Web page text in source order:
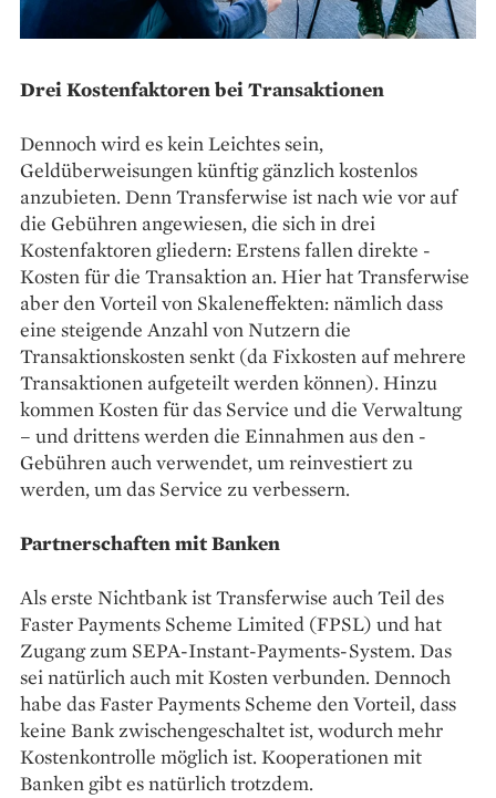
Drei Kostenfaktoren bei Transaktionen
Dennoch wird es kein ­Leichtes sein,
Geldüberweisungen ­künftig gänzlich kostenlos
anzubieten. Denn Transferwise ist nach wie vor auf
die Gebühren ­angewiesen, die sich in drei
Kostenfaktoren gliedern: Erstens fallen direkte ­
Kosten für die Transaktion an. Hier hat ­Transferwise
aber den Vorteil von Skalen­effekten: nämlich dass
eine steigende Anzahl von Nutzern die
Transaktionskosten senkt (da Fixkosten auf mehrere
­Transaktionen aufgeteilt werden können). ­Hinzu
kommen Kosten für das Service und die Verwaltung
– und ­drittens werden die Einnahmen aus den ­
Gebühren auch verwendet, um reinvestiert zu
werden, um das Service zu verbessern.
Partnerschaften mit Banken
Als erste Nichtbank ist Transferwise auch Teil des
Faster Payments Scheme Limited (FPSL) und hat
Zugang zum SEPA-­Instant-Payments-System. Das
sei natürlich auch mit Kosten verbunden. Dennoch
habe das Faster Payments Scheme den Vorteil, dass
keine Bank zwischengeschaltet ist, wodurch mehr
Kostenkontrolle möglich ist. Kooperationen mit
Banken gibt es natürlich trotzdem.